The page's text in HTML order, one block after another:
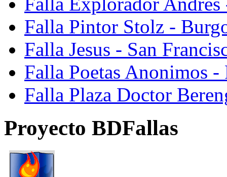
Falla Pintor Stolz -
Falla Jesus - San
Falla Poetas Anonimos
Falla Plaza Doctor
Proyecto BDFallas